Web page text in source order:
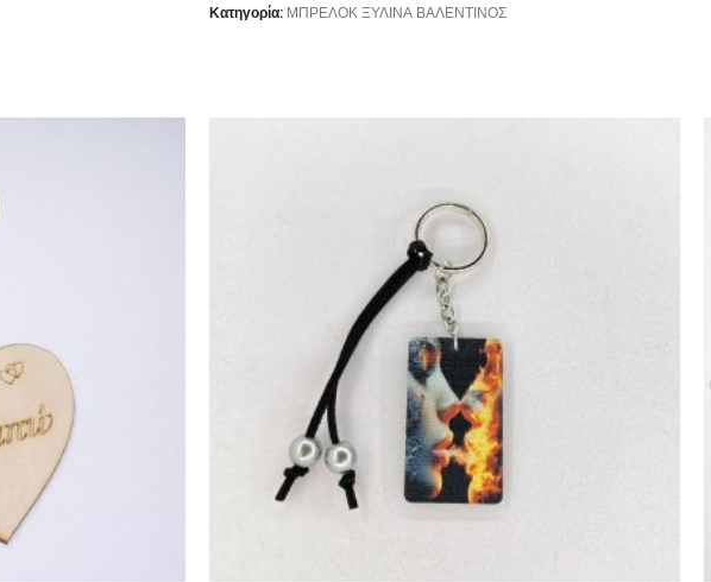
Κατηγορία: ΜΠΡΕΛΟΚ ΞΥΛΙΝΑ ΒΑΛΕΝΤΙΝΟΣ